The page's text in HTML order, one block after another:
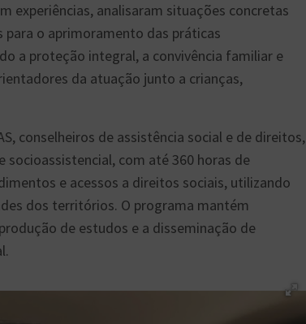
experiências, analisaram situações concretas
o aprimoramento das práticas
a proteção integral, a convivência familiar e
da atuação junto a crianças,
conselheiros de assistência social e de direitos,
socioassistencial, com até 360 horas de
e acessos a direitos sociais, utilizando
dos territórios. O programa mantém
de estudos e a disseminação de